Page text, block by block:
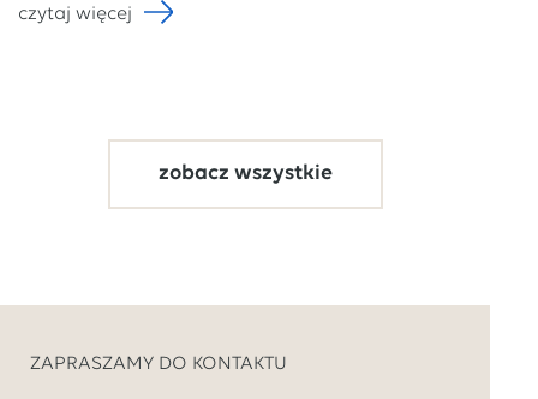
czytaj więcej
zobacz wszystkie
ZAPRASZAMY DO KONTAKTU